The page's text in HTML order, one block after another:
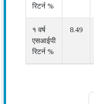
रिटर्न %
१ वर्ष
एसआईपी
रिटर्न %
8.49